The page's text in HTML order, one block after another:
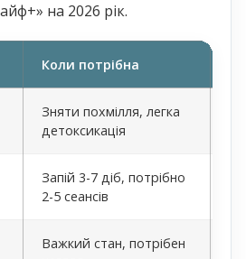
на 2026 рік.
Коли потрібна
Зняти похмілля, легка
детоксикація
Запій 3-7 діб, потрібно
2-5 сеансів
Важкий стан, потрібен